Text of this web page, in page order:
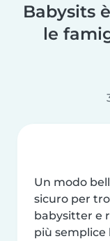
Babysits
le
Un modo
sicuro per
babysitter e
più semplice